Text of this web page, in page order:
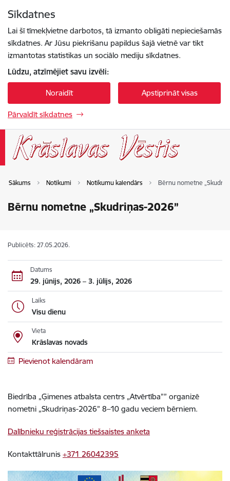
Sīkdatnes
Lai šī tīmekļvietne darbotos, tā izmanto obligāti nepieciešamās
sīkdatnes. Ar Jūsu piekrišanu papildus šajā vietnē var tikt
izmantotas statistikas un sociālo mediju sīkdatnes.
Lūdzu, atzīmējiet savu izvēli:
Noraidīt Apstiprināt visas
Pārvaldīt sīkdatnes
Sākums Notikumi Notikumu kalendārs Bērnu nometne
Bērnu nometne „Skudriņas-2026”
Publicēts: 27.05.2026.
Datums
29. jūnijs, 2026 – 3. jūlijs, 2026
Laiks
Visu dienu
Vieta
Krāslavas novads
Pievienot kalendāram
Biedrība „Ģimenes atbalsta centrs „Atvērtība”” organizē
nometni „Skudriņas-2026” 8–10 gadu veciem bērniem.
Dalībnieku reģistrācijas tiešsaistes anketa
Kontakttālrunis +371 26042395